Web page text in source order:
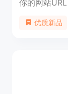
你的网站
快速获得结
优质新品